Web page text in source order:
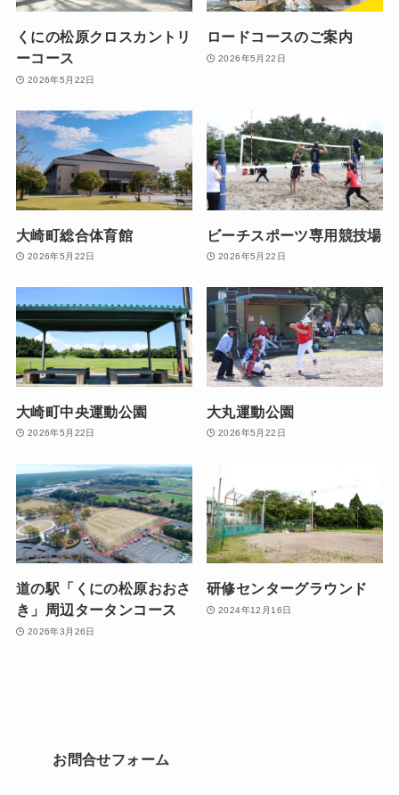
くにの松原クロスカントリ
ーコース
2026年5月22日
ロードコースのご案内
2026年5月22日
大崎町総合体育館
2026年5月22日
ビーチスポーツ専用競技場
2026年5月22日
大崎町中央運動公園
2026年5月22日
大丸運動公園
2026年5月22日
道の駅「くにの松原おおさ
き」周辺タータンコース
2026年3月26日
研修センターグラウンド
2024年12月16日
お問合せフォーム